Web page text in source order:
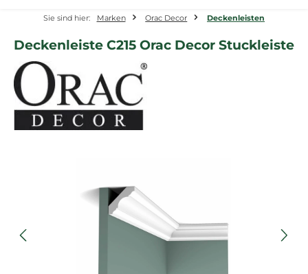
Sie sind hier: Marken Orac Decor Deckenleisten
Deckenleiste C215 Orac Decor Stuckleiste